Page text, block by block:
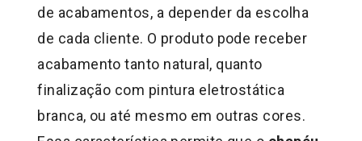
de acabamentos, a depender da escolha
de cada cliente. O produto pode receber
acabamento tanto natural, quanto
finalização com pintura eletrostática
branca, ou até mesmo em outras cores.